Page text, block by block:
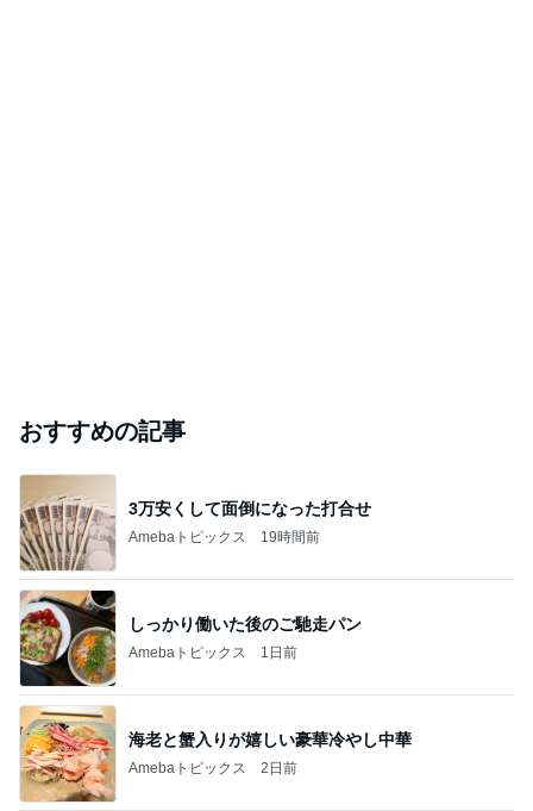
おすすめの記事
3万安くして面倒になった打合せ
Amebaトピックス 19時間前
しっかり働いた後のご馳走パン
Amebaトピックス 1日前
海老と蟹入りが嬉しい豪華冷やし中華
Amebaトピックス 2日前